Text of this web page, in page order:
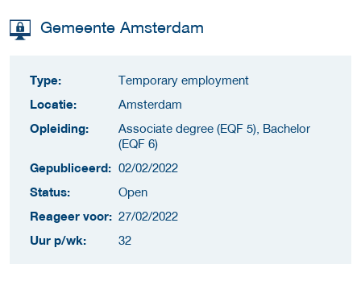
Gemeente Amsterdam
Type:
Temporary employment
Locatie:
Amsterdam
Opleiding:
Associate degree (EQF 5), Bachelor
(EQF 6)
Gepubliceerd: 02/02/2022
Status:
Open
Reageer voor: 27/02/2022
Uur p/wk:
32